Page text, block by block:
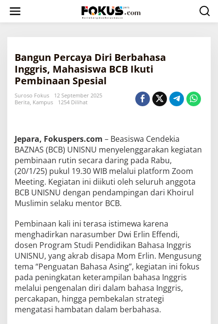
w
Bangun Percaya Diri Berbahasa
Inggris, Mahasiswa BCB Ikuti
Pembinaan Spesial
Suroso Fokus
12 September 2025
Berita, Kampus 1254 Dilihat
Jepara, Fokuspers.com – Beasiswa Cendekia
BAZNAS (BCB) UNISNU menyelenggarakan kegiatan
pembinaan rutin secara daring pada Rabu,
(20/1/25) pukul 19.30 WIB melalui platform Zoom
Meeting. Kegiatan ini diikuti oleh seluruh anggota
BCB UNISNU dengan pendampingan dari Khoirul
Muslimin selaku mentor BCB.
Pembinaan kali ini terasa istimewa karena
menghadirkan narasumber Dwi Erlin Effendi,
dosen Program Studi Pendidikan Bahasa Inggris
UNISNU, yang akrab disapa Mom Erlin. Mengusung
tema “Penguatan Bahasa Asing”, kegiatan ini fokus
pada peningkatan keterampilan bahasa Inggris
melalui pengenalan diri dalam bahasa Inggris,
percakapan, hingga pembekalan strategi
mengatasi hambatan dalam berbahasa.